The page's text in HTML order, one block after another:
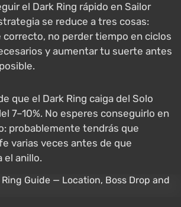
el Dark Ring rápido en Sailor
se reduce a tres cosas:
no perder tiempo en ciclos
y aumentar tu suerte antes
que el Dark Ring caiga del Solo
7–10%. No esperes conseguirlo en
probablemente tendrás que
varias veces antes de que
el anillo.